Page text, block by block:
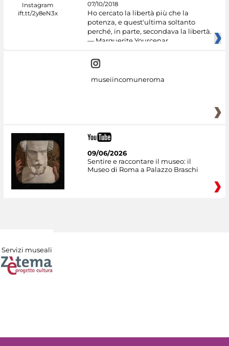
07/10/2018
Ho cercato la libertà più che la
potenza, e quest'ultima soltanto
perché, in parte, secondava la libertà.
— Marguerite Yourcenar
museiincomuneroma
09/06/2026
Sentire e raccontare il museo: il
Museo di Roma a Palazzo Braschi
Servizi museali